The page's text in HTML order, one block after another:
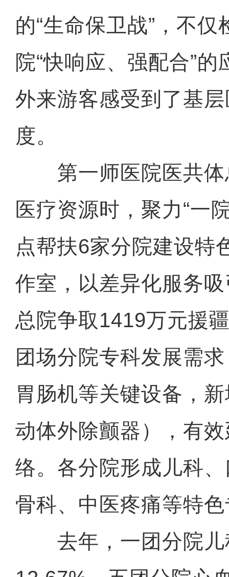
的“生命保卫战”，不
院“快响应、强配合”
外来游客感受到了基
度。
第一师医院医共体
医疗资源时，聚力“一
点帮扶6家分院建设特
作室，以差异化服务
总院争取1419万元援
团场分院专科发展需
胃肠机等关键设备，
动体外除颤器），有
络。各分院形成儿科
骨科、中医疼痛等特
去年，一团分院儿